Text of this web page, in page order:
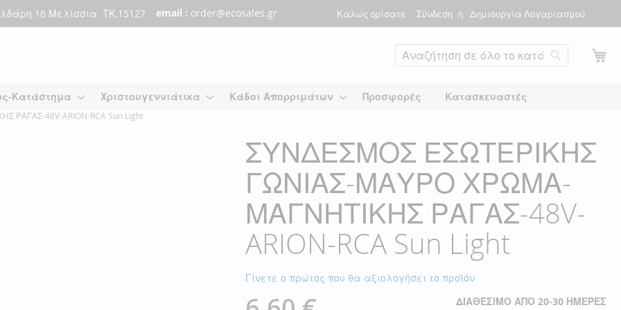
16 Μελίσσια ΤΚ.15127 email : order@ecosales.gr Καλώς ορίσατε Σύνδεση Δημιουργία Λογαριασμού
Κατάστημα Χριστουγεννιάτικα Κάδοι Απορριμάτων Προσφορές Κατασκευαστές
48V-ARION-RCA Sun Light
ΣΥΝΔΕΣΜΟΣ ΕΣΩΤΕΡΙΚΗΣ
ΓΩΝΙΑΣ-ΜΑΥΡΟ ΧΡΩΜΑ-
ΜΑΓΝΗΤΙΚΗΣ ΡΑΓΑΣ-48V-
ARION-RCA Sun Light
Γίνετε ο πρώτος που θα αξιολογήσει το προϊόν
Ειδική
ΔΙΑΘΈΣΙΜΟ ΑΠΌ 20-30 ΗΜΈΡΕΣ